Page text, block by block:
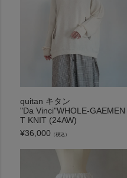
quitan キタン
"Da Vinci"WHOLE-GAEMEN
T KNIT (24AW)
¥36,000 （税込）